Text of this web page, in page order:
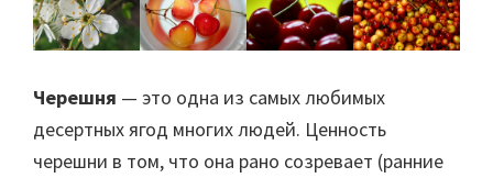
Черешня — это одна из самых любимых
десертных ягод многих людей. Ценность
черешни в том, что она рано созревает (ранние